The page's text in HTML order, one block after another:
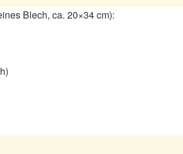
Blech, ca. 20×34 cm):